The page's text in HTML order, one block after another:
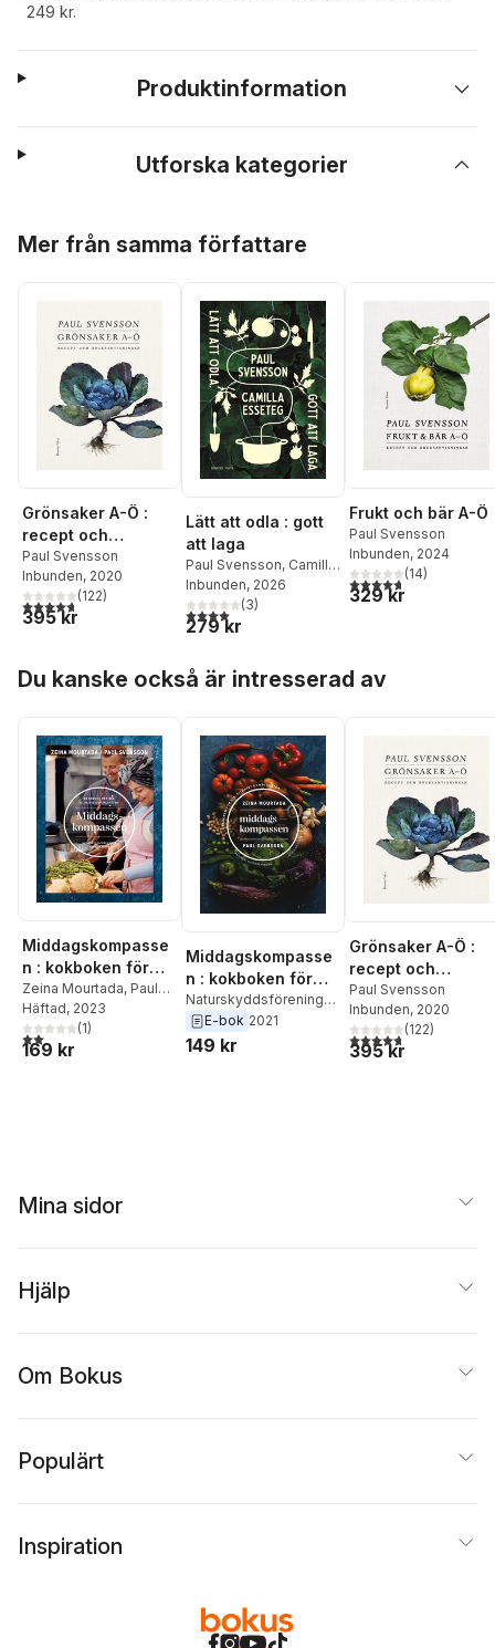
249 kr.
Produktinformation
Utforska kategorier
Mer från samma författare
Grönsaker A-Ö :
recept och
bruksanvisning
Paul Svensson
Inbunden, 2020
4,7utav 5 stjärnor. Totalt antal röster:
(122)
395 kr
Lätt att odla : gott
att laga
Paul Svensson, Camilla
Esseteg
Inbunden, 2026
4,0utav 5 stjärnor. Totalt antal röster:
(3)
279 kr
Frukt och bär A-Ö
Paul Svensson
Inbunden, 2024
4,7utav 5 stjärnor.
(14)
329 kr
Du kanske också är intresserad av
Middagskompasse
n : kokboken för
dig, klimatet och
planeten
Zeina Mourtada, Paul
Svensson,
Naturskyddsföreningen
Häftad, 2023
2,0utav 5 stjärnor. Totalt antal röster:
(1)
169 kr
Middagskompasse
n : kokboken för
dig, klimatet och
planeten
Naturskyddsföreningen
Zeina Mourtada
Svensson
E-bok 2021
149 kr
Grönsaker A-Ö :
recept och
bruksanvisning
Paul Svensson
Inbunden, 2020
4,7utav 5 stjärnor.
(122)
395 kr
Mina sidor
Hjälp
Om Bokus
Populärt
Inspiration